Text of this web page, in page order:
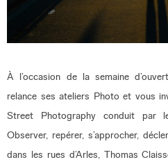
À l’occasion de la semaine
relance ses ateliers Photo et vous
Street Photography conduit par
Observer, repérer, s’approcher,
dans les rues d’Arles, Thomas